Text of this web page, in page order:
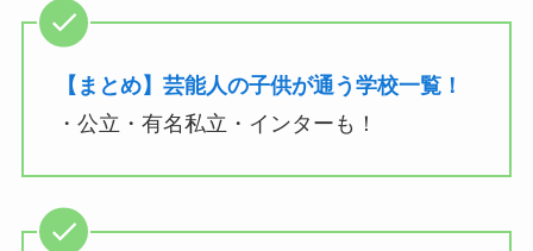
【まとめ】芸能人の子供が通う学校一覧！
・公立・有名私立・インターも！